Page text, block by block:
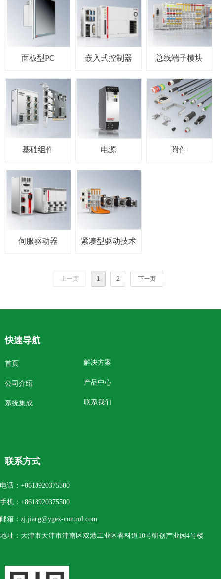
面板型PC 嵌入式控制器 总线端子模块
基础组件 电源 附件
伺服驱动器 紧凑型驱动技术
上一页 1 2 下一页
联系方式
电话： +8618920375500
手机： +8618920375500
邮箱： zj.jiang@ygex-control.com
地址： 天津市天津市津南区双港工业区睿科道10号研创产业园4号楼
快速导航
首页
公司介绍
系统集成
解决方案
产品中心
联系我们